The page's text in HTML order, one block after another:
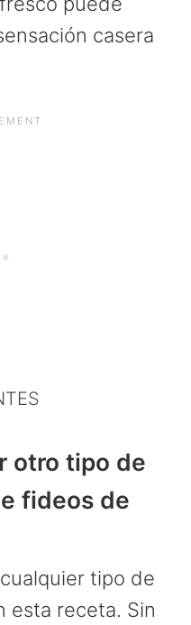
casera
otro tipo de
fideos de
tipo de
esta receta. Sin